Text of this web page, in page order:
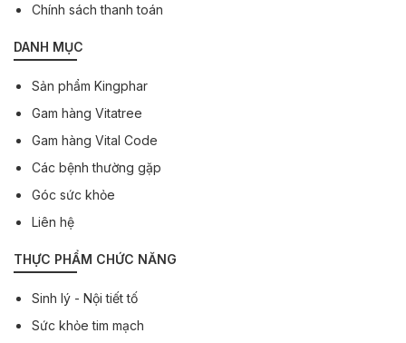
Chính sách thanh toán
DANH MỤC
Sản phẩm Kingphar
Gam hàng Vitatree
Gam hàng Vital Code
Các bệnh thường gặp
Góc sức khỏe
Liên hệ
THỰC PHẨM CHỨC NĂNG
Sinh lý - Nội tiết tố
Sức khỏe tim mạch